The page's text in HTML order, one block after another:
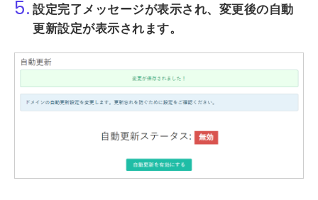
5. 設定完了メッセージが表示され、変更後の自動
更新設定が表示されます。